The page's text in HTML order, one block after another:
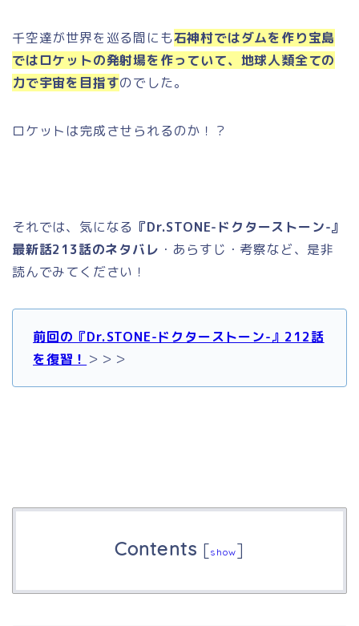
千空達が世界を巡る間にも石神村ではダムを作り宝島
ではロケットの発射場を作っていて、地球人類全ての
力で宇宙を目指すのでした。
ロケットは完成させられるのか！？
それでは、気になる 『Dr.STONE-ドクターストーン-』
最新話213話のネタバレ ・あらすじ・考察など、是非
読んでみてください！
前回の『Dr.STONE-ドクターストーン-』212話
を復習！ ＞＞＞
Contents [show]